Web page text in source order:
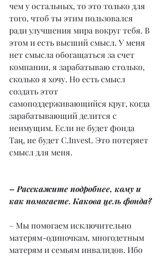
чем у остальных, то это только для
того, чтоб ты этим пользовался
ради улучшения мира вокруг тебя. В
этом и есть высший смысл. У меня
нет смысла обогащаться за счет
компании, я зарабатываю столько,
сколько я хочу. Но есть смысл
создать этот
самоподдерживающийся круг, когда
зарабатывающий делится с
неимущим. Если не будет фонда
Таң, не будет C.Invest. Это потеряет
смысл для меня.
– Расскажите подробнее, кому и
как помогаете. Какова цель фонда?
– Мы помогаем исключительно
матерям-одиночкам, многодетным
матерям и семьям инвалидов. Ибо